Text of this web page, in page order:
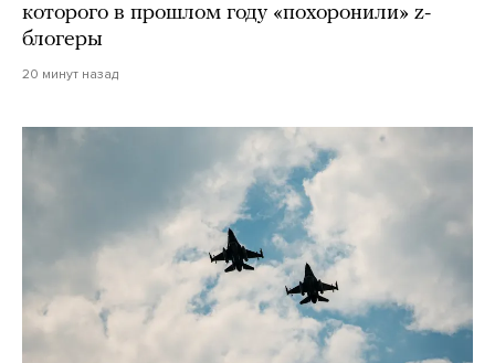
которого в прошлом году «похоронили» z-
блогеры
20 минут назад